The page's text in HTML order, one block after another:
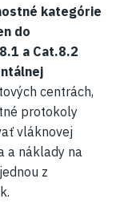
kategórie
do
a Cat.8.2
centrách,
protokoly
vláknovej
a náklady na
z